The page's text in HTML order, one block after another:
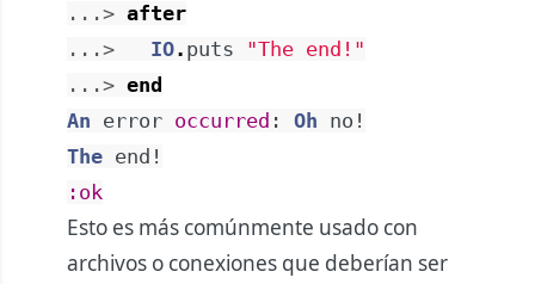
...> after
...>
IO. puts
"The end!"
...> end
An error occurred : Oh no!
The end!
:ok
Esto es más comúnmente usado con
archivos o conexiones que deberían ser